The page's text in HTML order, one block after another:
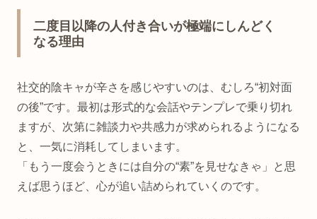
二度目以降の人付き合いが極端にしんどく
なる理由
社交的陰キャが辛さを感じやすいのは、むしろ“初対面
の後”です。最初は形式的な会話やテンプレで乗り切れ
ますが、次第に雑談力や共感力が求められるようになる
と、一気に消耗してしまいます。
「もう一度会うときには自分の“素”を見せなきゃ」と思
えば思うほど、心が追い詰められていくのです。